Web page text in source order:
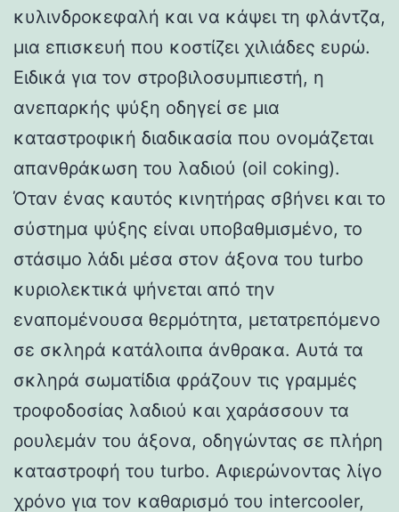
κυλινδροκεφαλή και να κάψει τη φλάντζα,
μια επισκευή που κοστίζει χιλιάδες ευρώ.
Ειδικά για τον στροβιλοσυμπιεστή, η
ανεπαρκής ψύξη οδηγεί σε μια
καταστροφική διαδικασία που ονομάζεται
απανθράκωση του λαδιού (oil coking).
Όταν ένας καυτός κινητήρας σβήνει και το
σύστημα ψύξης είναι υποβαθμισμένο, το
στάσιμο λάδι μέσα στον άξονα του turbo
κυριολεκτικά ψήνεται από την
εναπομένουσα θερμότητα, μετατρεπόμενο
σε σκληρά κατάλοιπα άνθρακα. Αυτά τα
σκληρά σωματίδια φράζουν τις γραμμές
τροφοδοσίας λαδιού και χαράσσουν τα
ρουλεμάν του άξονα, οδηγώντας σε πλήρη
καταστροφή του turbo. Αφιερώνοντας λίγο
χρόνο για τον καθαρισμό του intercooler,